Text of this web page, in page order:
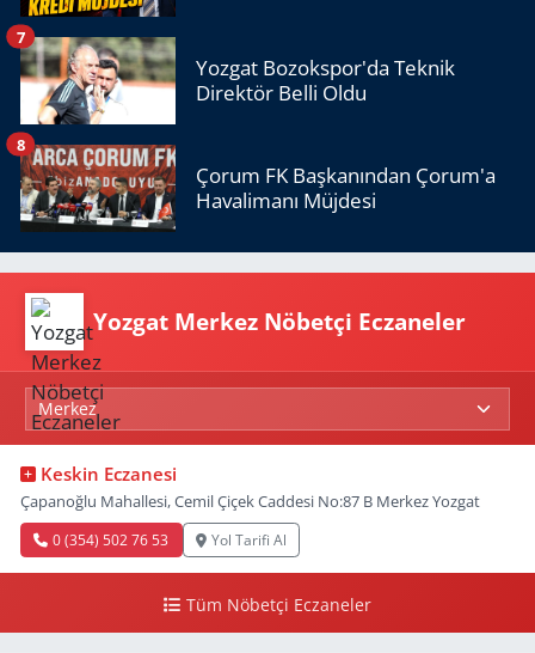
Yozgat Bozokspor'da Teknik
Direktör Belli Oldu
7
Çorum FK Başkanından Çorum'a
Havalimanı Müjdesi
8
Yozgat Merkez Nöbetçi Eczaneler
Keskin Eczanesi
Çapanoğlu Mahallesi, Cemil Çiçek Caddesi No:87 B Merkez Yozgat
0 (354) 502 76 53 Yol Tarifi Al
Tüm Nöbetçi Eczaneler